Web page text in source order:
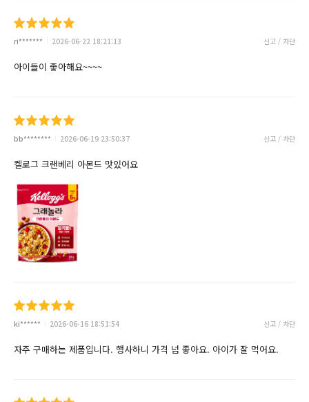
ri******* 2026-06-22 18:21:13 신고 / 차단
아이들이 좋아해요~~~~
bb******** 2026-06-19 23:50:37 신고 / 차단
켈로그 크랜베리 아몬드 맛있어요
ki****** 2026-06-16 18:51:54 신고 / 차단
자주 구매하는 제품입니다. 행사하니 가격 넘 좋아요. 아이가 잘 먹어요.